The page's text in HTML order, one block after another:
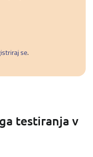
se.
testiranja v